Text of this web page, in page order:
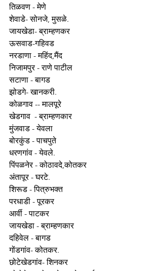
तिळवण - मेणे
शेवाडे- सोनजे, मुसळे.
जायखेडा- ब्राम्हणकर
ऊसवाड-गहिवड
नरडाणा - महिंद,मैंद
निजामपुर - राणे पाटील
सटाणा - बागड
झोडगे- खानकरी.
कोळगाव -- मालपूरे
खेडगाव  - ब्राम्हणकार
मुंजवाड - येवला
बोरकुंड - पाचपुते
धरणगांव - येवले.
पिंपळनेर - कोठावदे,कोतकर
अंतापूर - घरटे.
शिरूड - पित्रुभक्त
परधाडी - पूरकर
आर्वी - पाटकर
जायखेडा - ब्राम्हणकार
दहिवेल - बागड
गोंडगांव- कोतकर.
छोटेखेडगांव- शिनकर